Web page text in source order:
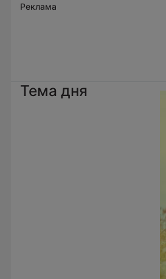
Реклама
Тема дня